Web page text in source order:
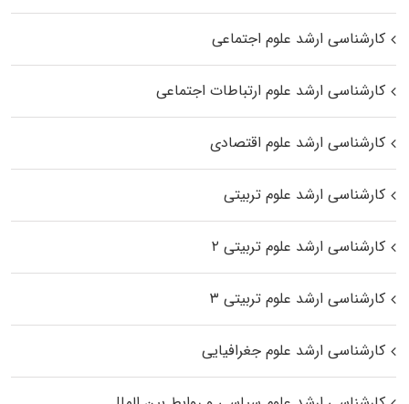
کارشناسی ارشد علوم اجتماعی
کارشناسی ارشد علوم ارتباطات اجتماعی
کارشناسی ارشد علوم اقتصادی
کارشناسی ارشد علوم تربیتی
کارشناسی ارشد علوم تربیتی ۲
کارشناسی ارشد علوم تربیتی ۳
کارشناسی ارشد علوم جغرافیایی